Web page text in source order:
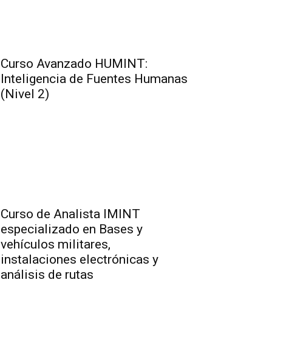
Curso Avanzado HUMINT:
Inteligencia de Fuentes Humanas
(Nivel 2)
Curso de Analista IMINT
especializado en Bases y
vehículos militares,
instalaciones electrónicas y
análisis de rutas